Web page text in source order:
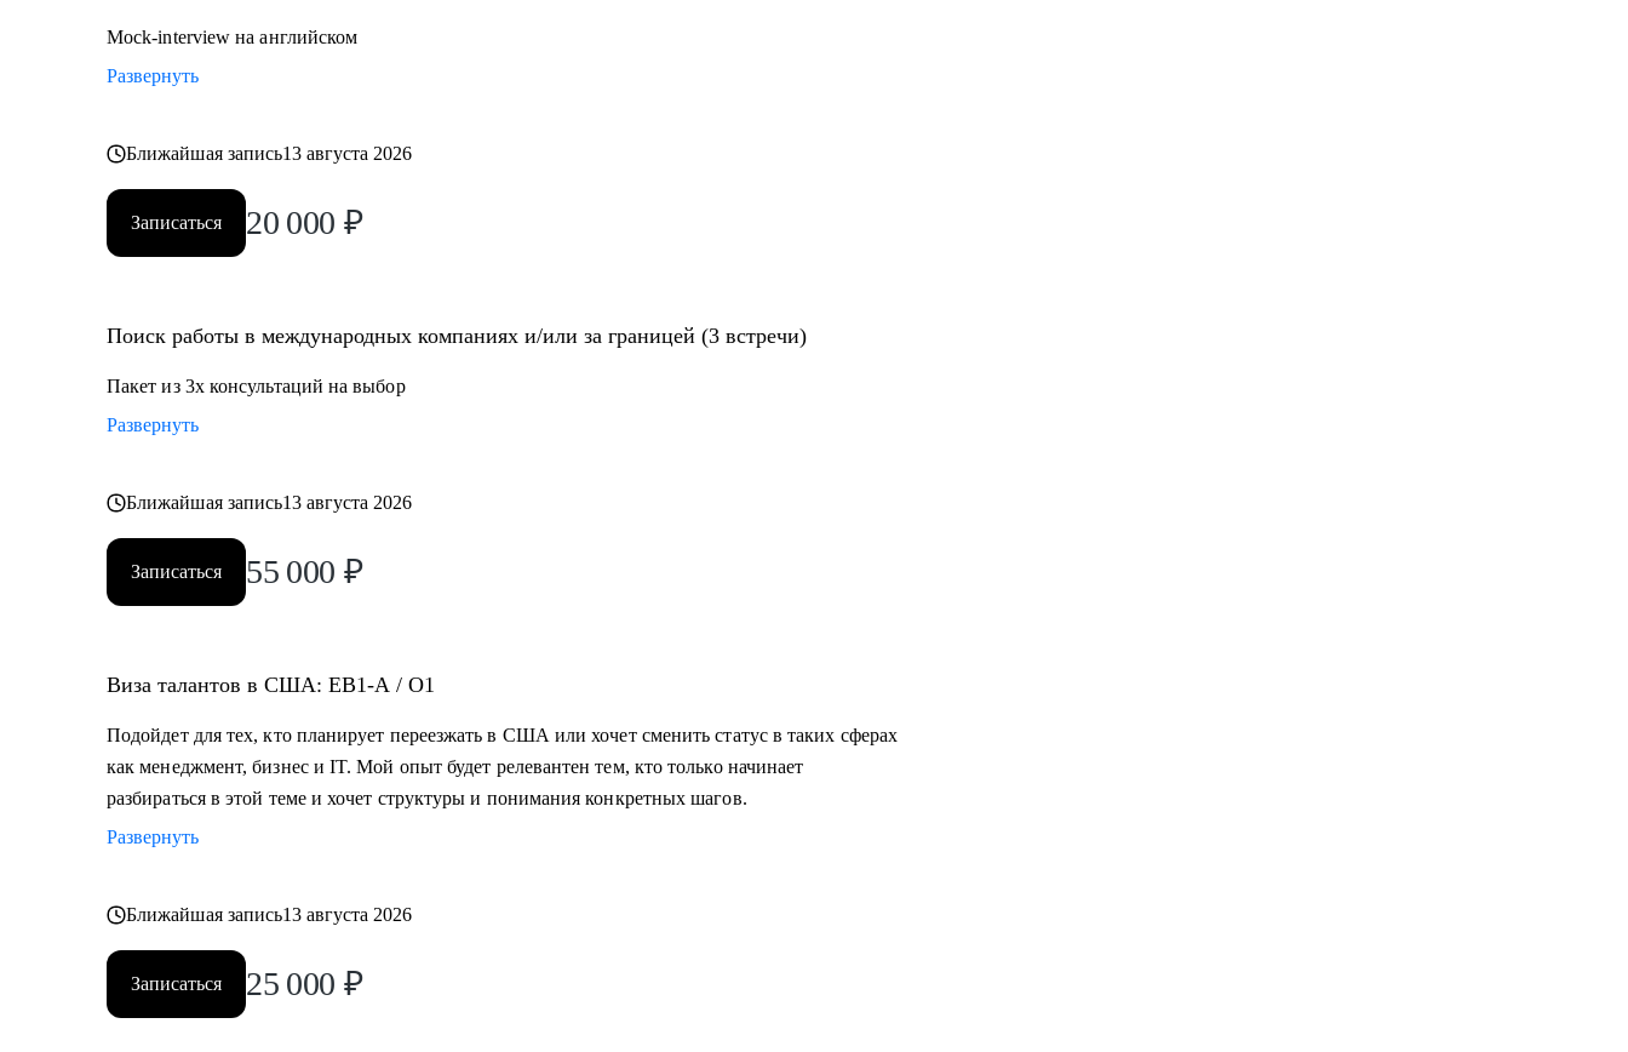
Mock-interview на английском
Развернуть
Ближайшая запись13 августа 2026
Записаться 20 000 ₽
Поиск работы в международных компаниях и/или за границей (3 встречи)
Пакет из 3х консультаций на выбор
Развернуть
Ближайшая запись13 августа 2026
Записаться 55 000 ₽
Виза талантов в США: EB1-A / O1
Подойдет для тех, кто планирует переезжать в США или хочет сменить статус в таких сферах
как менеджмент, бизнес и IT. Мой опыт будет релевантен тем, кто только начинает
разбираться в этой теме и хочет структуры и понимания конкретных шагов.
Развернуть
Ближайшая запись13 августа 2026
Записаться 25 000 ₽